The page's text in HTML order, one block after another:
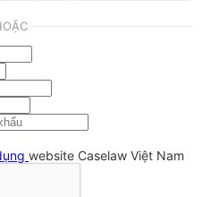
website Caselaw Việt Nam